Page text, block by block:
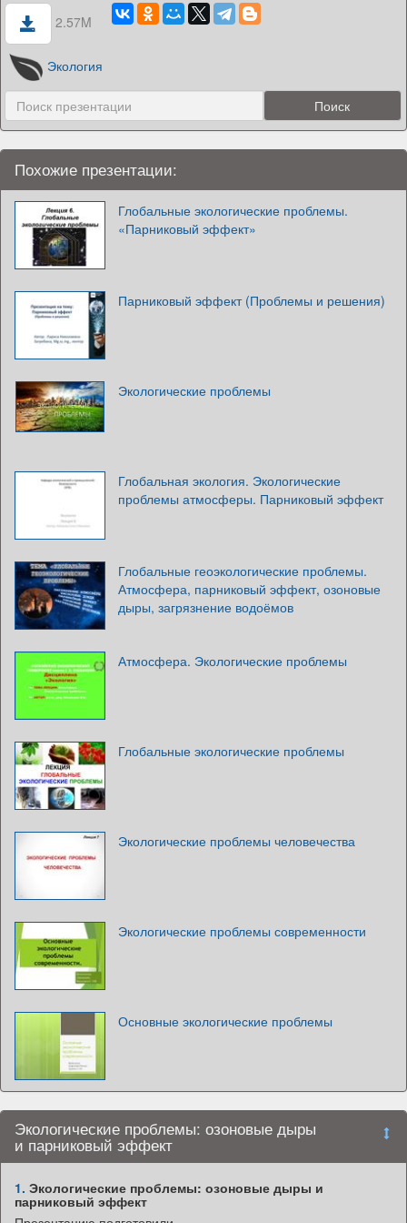
2.57M
Экология
Похожие презентации:
Глобальные экологические проблемы.
«Парниковый эффект»
Парниковый эффект (Проблемы и решения)
Экологические проблемы
Глобальная экология. Экологические
проблемы атмосферы. Парниковый эффект
Глобальные геоэкологические проблемы.
Атмосфера, парниковый эффект, озоновые
дыры, загрязнение водоёмов
Атмосфера. Экологические проблемы
Глобальные экологические проблемы
Экологические проблемы человечества
Экологические проблемы современности
Основные экологические проблемы
Экологические проблемы: озоновые дыры
и парниковый эффект
1. Экологические проблемы: озоновые дыры и
парниковый эффект